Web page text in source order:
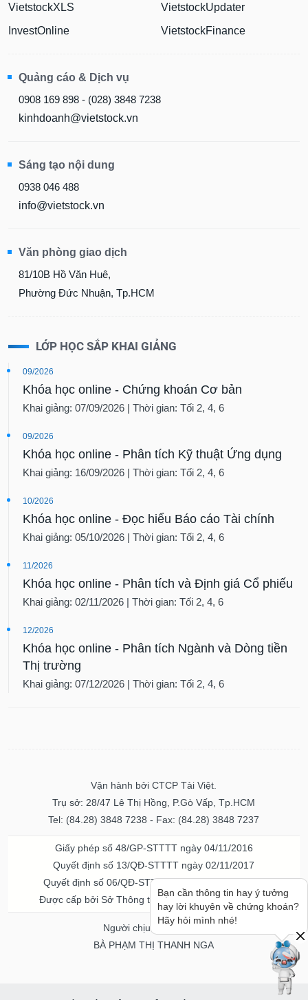
VietstockXLS
InvestOnline
VietstockUpdater
VietstockFinance
Quảng cáo & Dịch vụ
0908 169 898 - (028) 3848 7238
kinhdoanh@vietstock.vn
Sáng tạo nội dung
0938 046 488
info@vietstock.vn
Văn phòng giao dịch
81/10B Hồ Văn Huê,
Phường Đức Nhuận, Tp.HCM
LỚP HỌC SẮP KHAI GIẢNG
09/2026
Khóa học online - Chứng khoán Cơ bản
Khai giảng: 07/09/2026 | Thời gian: Tối 2, 4, 6
09/2026
Khóa học online - Phân tích Kỹ thuật Ứng dụng
Khai giảng: 16/09/2026 | Thời gian: Tối 2, 4, 6
10/2026
Khóa học online - Đọc hiểu Báo cáo Tài chính
Khai giảng: 05/10/2026 | Thời gian: Tối 2, 4, 6
11/2026
Khóa học online - Phân tích và Định giá Cổ phiếu
Khai giảng: 02/11/2026 | Thời gian: Tối 2, 4, 6
12/2026
Khóa học online - Phân tích Ngành và Dòng tiền
Thị trường
Khai giảng: 07/12/2026 | Thời gian: Tối 2, 4, 6
Vận hành bởi CTCP Tài Việt.
Trụ sở: 28/47 Lê Thị Hồng, P.Gò Vấp, Tp.HCM
Tel: (84.28) 3848 7238 - Fax: (84.28) 3848 7237
Giấy phép số 48/GP-STTTT ngày 04/11/2016
Quyết định số 13/QĐ-STTTT ngày 02/11/2017
Quyết định số 06/QĐ-STTTT-ICP ngày 20/07/2023
Được cấp bởi Sở Thông tin và Truyền thông TPHCM
Người chịu trách nhiệm
BÀ PHẠM THỊ THANH NGA
Bạn cần thông tin hay ý tưởng
hay lời khuyên về chứng khoán?
Hãy hỏi mình nhé!